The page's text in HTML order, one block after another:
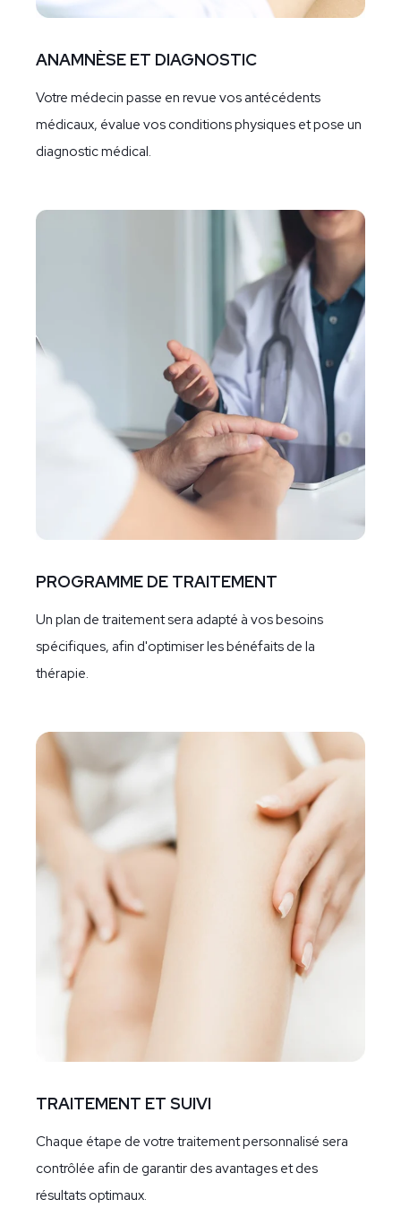
ANAMNÈSE ET DIAGNOSTIC
Votre médecin passe en revue vos antécédents
médicaux, évalue vos conditions physiques et pose un
diagnostic médical.
PROGRAMME DE TRAITEMENT
Un plan de traitement sera adapté à vos besoins
spécifiques, afin d'optimiser les bénéfaits de la
thérapie.
TRAITEMENT ET SUIVI
Chaque étape de votre traitement personnalisé sera
contrôlée afin de garantir des avantages et des
résultats optimaux.